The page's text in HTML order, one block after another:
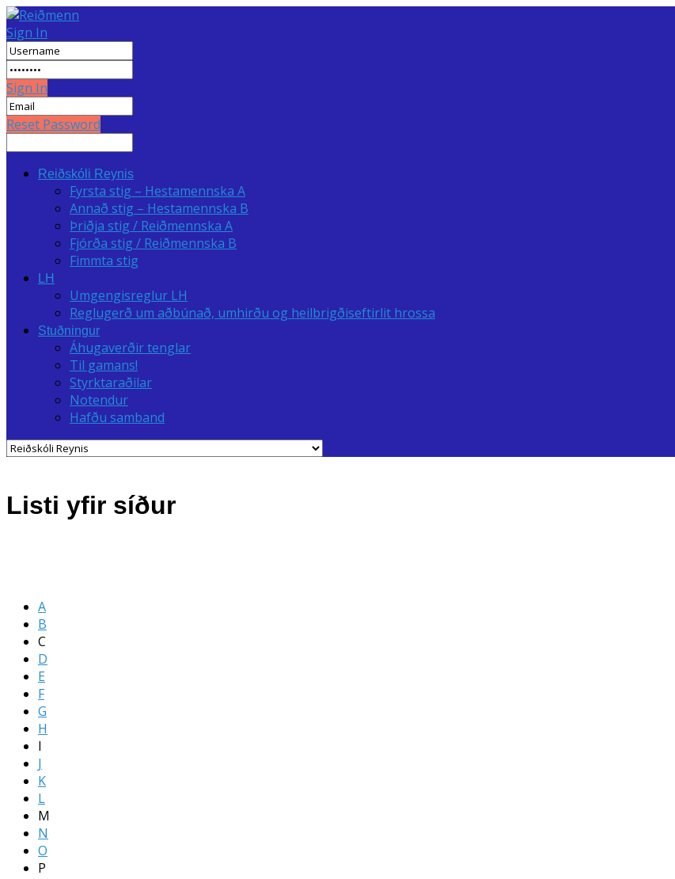
Sign In
Sign In
Reset Password
Reiðskóli Reynis
Fyrsta stig – Hestamennska A
Annað stig – Hestamennska B
Þriðja stig / Reiðmennska A
Fjórða stig / Reiðmennska B
Fimmta stig
LH
Umgengisreglur LH
Reglugerð um aðbúnað, umhirðu og heilbrigðiseftirlit hrossa
Stuðningur
Áhugaverðir tenglar
Til gamans!
Styrktaraðilar
Notendur
Hafðu samband
Listi yfir síður
A
B
C
D
E
F
G
H
I
J
K
L
M
N
O
P